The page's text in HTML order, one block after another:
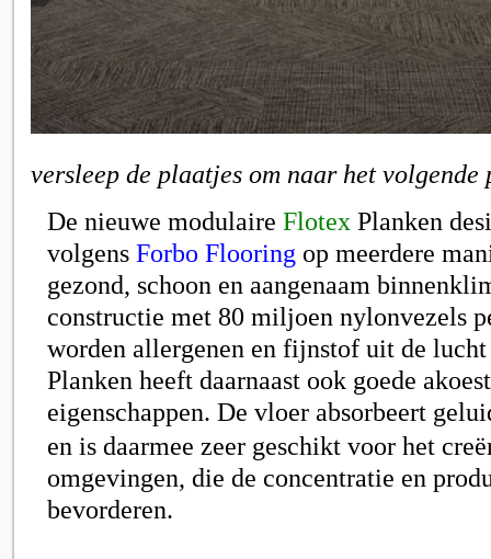
versleep de plaatjes om naar het
De nieuwe modulaire Flotex Planken
volgens Forbo Flooring op meerdere
gezond, schoon en aangenaam
constructie met 80 miljoen nylonvezels
worden allergenen en fijnstof uit de
Planken heeft daarnaast ook goede
eigenschappen. De vloer absorbeert
en is daarmee zeer geschikt voor het
omgevingen, die de concentratie en
bevorderen.